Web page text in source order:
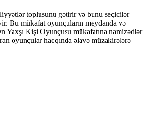
toplusunu gətirir və bunu seçicilər
Bu mükafat oyunçuların meydanda və
Yaxşı Kişi Oyunçusu mükafatına namizədlər
oyunçular haqqında əlavə müzakirələrə